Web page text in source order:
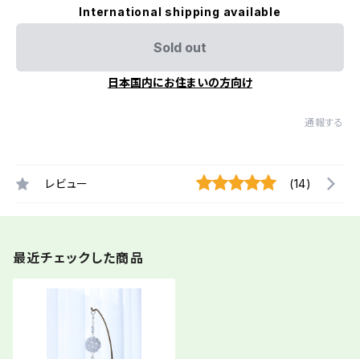
International shipping available
Sold out
日本国内にお住まいの方向け
通報する
レビュー (14)
最近チェックした商品